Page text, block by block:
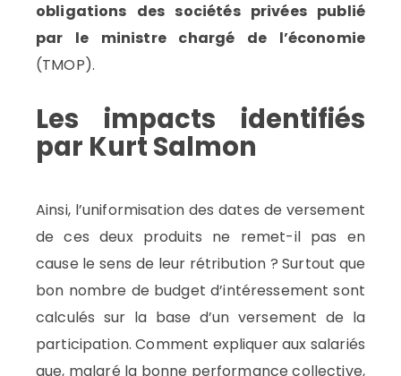
obligations des sociétés privées publié
par le ministre chargé de l’économie
(TMOP).
Les impacts identifiés
par Kurt Salmon
Ainsi, l’uniformisation des dates de versement
de ces deux produits ne remet-il pas en
cause le sens de leur rétribution ? Surtout que
bon nombre de budget d’intéressement sont
calculés sur la base d’un versement de la
participation. Comment expliquer aux salariés
que, malgré la bonne performance collective,